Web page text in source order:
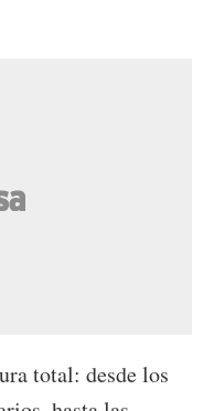
total: desde los